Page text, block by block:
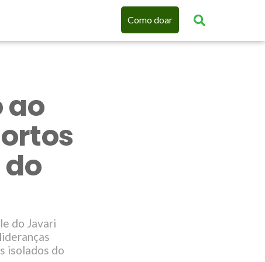
Como doar
ao
do Javari
isolados do